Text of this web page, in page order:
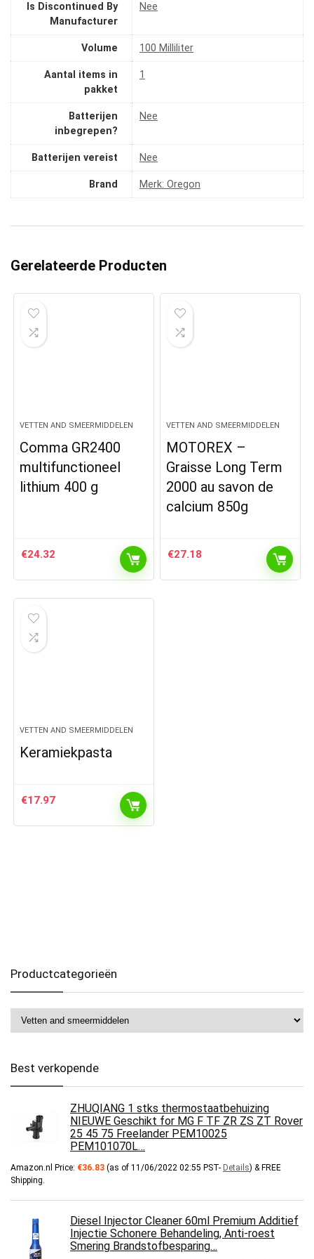
Is Discontinued By
Manufacturer
‎Nee
Volume ‎100 Milliliter
Aantal items in
pakket
‎1
Batterijen
inbegrepen?
‎Nee
Batterijen vereist ‎Nee
Brand Merk: Oregon
Gerelateerde Producten
VETTEN AND SMEERMIDDELEN
Comma GR2400
multifunctioneel
lithium 400 g
€24.32
VETTEN AND SMEERMIDDELEN
MOTOREX –
Graisse Long Term
2000 au savon de
calcium 850g
€27.18
VETTEN AND SMEERMIDDELEN
Keramiekpasta
€17.97
Productcategorieën
Best verkopende
ZHUQIANG 1 stks thermostaatbehuizing
NIEUWE Geschikt for MG F TF ZR ZS ZT Rover
25 45 75 Freelander PEM10025
PEM101070L…
Amazon.nl Price: €36.83 (as of 11/06/2022 02:55 PST- Details) &FREE
Shipping.
Diesel Injector Cleaner 60ml Premium Additief
Injectie Schonere Behandeling, Anti-roest
Smering Brandstofbesparing…